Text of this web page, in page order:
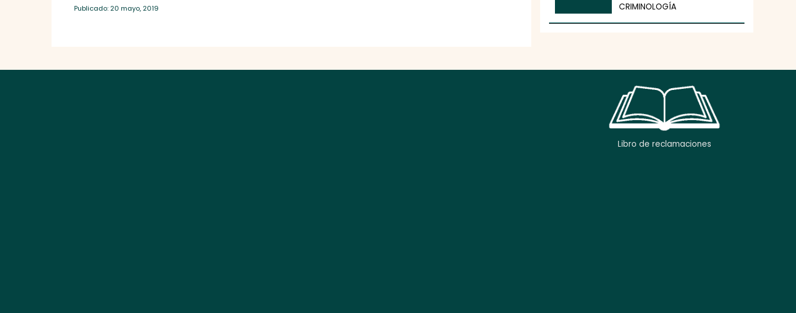
Publicado: 20 mayo, 2019
CRIMINOLOGÍA
Libro de reclamaciones